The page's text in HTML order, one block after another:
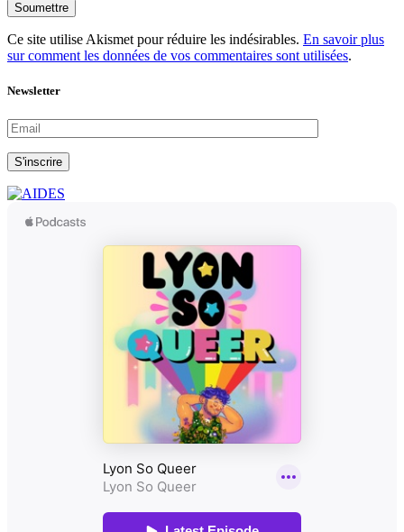
Soumettre
Ce site utilise Akismet pour réduire les indésirables. En savoir plus
sur comment les données de vos commentaires sont utilisées.
Newsletter
S'inscrire